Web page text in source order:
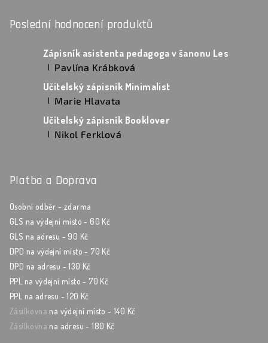
Poslední hodnocení produktů
Zápisník asistenta pedagoga v šanonu Les
Hodnocení produktu je 5 z 5 hvězdiček.
| Pavlína Krábková
Učitelský zápisník Minimalist
Hodnocení produktu je 5 z 5 hvězdiček.
| Marie Hlavata
Učitelský zápisník Booklover
Hodnocení produktu je 5 z 5 hvězdiček.
| Nikol Ferklová
Platba a Doprava
Osobní odběr - zdarma
GLS na výdejní místo - 60 Kč
GLS na adresu - 90 Kč
DPD na výdejní místo - 70 Kč
DPD na adresu - 130 Kč
PPL na výdejní místo - 70 Kč
PPL na adresu - 120 Kč
Zásilkovna na výdejní místo - 140 Kč
Zásilkovna na adresu - 180 Kč